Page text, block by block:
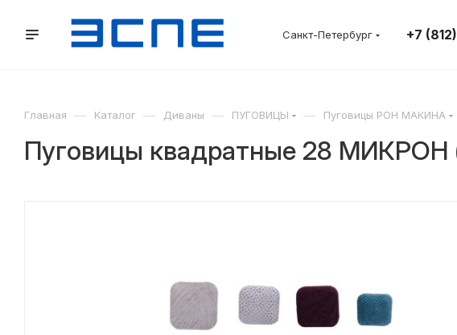
Санкт-Петербург +7
Главная — Каталог — Диваны — ПУГОВИЦЫ — Пуговицы РОН МАКИНА
Пуговицы квадратные 28 МИКРОН